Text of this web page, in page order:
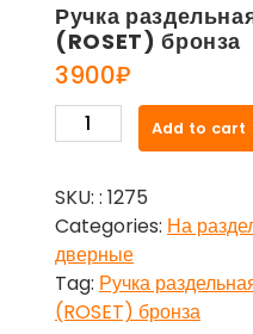
Ручка
(ROSET) бронза
3900₽
Ручка
раздельная
(МБС)
Scilla
(ROSET)
бронза
quantity
Add to cart
SKU: : 1275
Categories: На
дверные
Tag: Ручка
(ROSET) бронза